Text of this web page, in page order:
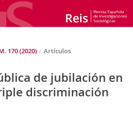
170 (2020) / Artículos
de jubilación en
discriminación